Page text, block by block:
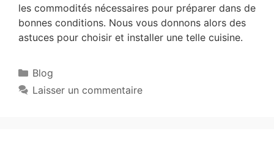
les commodités nécessaires pour préparer dans de
bonnes conditions. Nous vous donnons alors des
astuces pour choisir et installer une telle cuisine.
Blog
Laisser un commentaire